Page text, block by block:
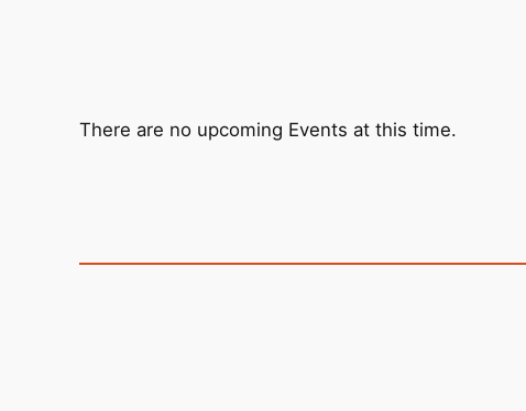
There are no upcoming Events at this time.